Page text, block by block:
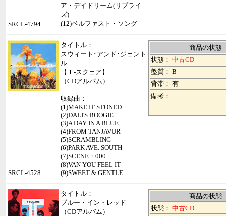
ア・デイドリーム(リプライ
ズ)
(12)ベルファスト・ソング
SRCL-4794
タイトル：
スウィート･アンド･ジェント
ル
【Ｔ-スクェア】
（CDアルバム）
収録曲：
(1)MAKE IT STONED
(2)DALI'S BOOGIE
(3)A DAY IN A BLUE
(4)FROM TANJAVUR
(5)SCRAMBLING
(6)PARK AVE. SOUTH
(7)SCENE・000
(8)VAN YOU FEEL IT
(9)SWEET & GENTLE
商品の状態
状態： 中古CD
盤質： B
背帯： 有
備考：
SRCL-4528
タイトル：
ブルー・イン・レッド
（CDアルバム）
商品の状態
状態： 中古CD